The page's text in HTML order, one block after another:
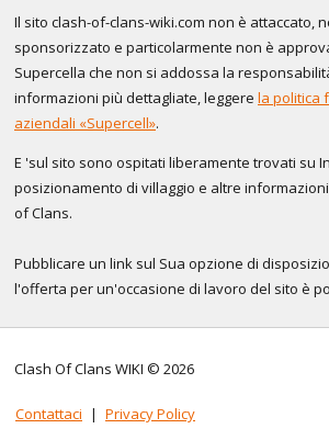
Il sito clash-of-clans-wiki.com non è attaccato,
sponsorizzato e particolarmente non è
Supercella che non si addossa la
informazioni più dettagliate, leggere la politica
aziendali «Supercell».
E 'sul sito sono ospitati liberamente trovati su
posizionamento di villaggio e altre
of Clans.
Pubblicare un link sul Sua opzione di
l'offerta per un'occasione di lavoro del sito è
Clash Of Clans WIKI © 2026
Contattaci | Privacy Policy